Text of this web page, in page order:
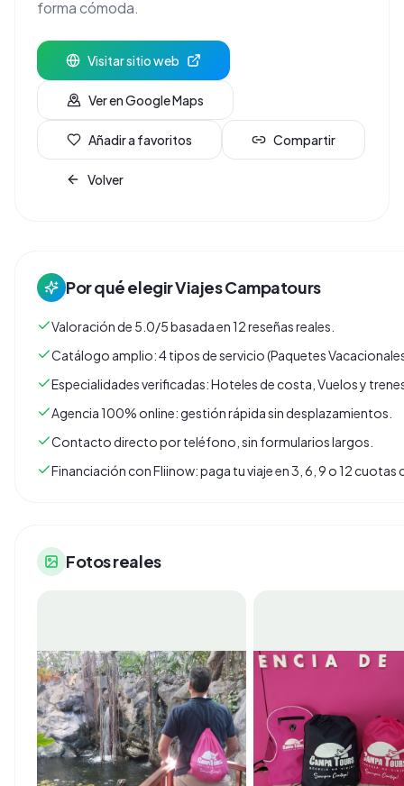
forma cómoda.
Visitar sitio web
Ver en Google Maps
Añadir a favoritos Compartir
Volver
Por qué elegirViajes Campatours
Valoración de 5.0/5 basada en 12 reseñas reales.
Catálogo amplio: 4 tipos de servicio (Paquetes
Especialidades verificadas: Hoteles de costa, Vuelos y
Agencia 100% online: gestión rápida sin desplazamientos.
Contacto directo por teléfono, sin formularios largos.
Financiación con Fliinow: paga tu viaje en 3, 6, 9 o 12
Fotos reales